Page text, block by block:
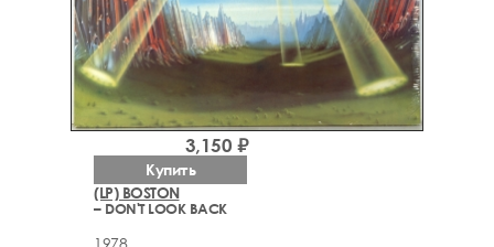
(LP) BOSTON
– DON'T LOOK BACK
1978
3,150 ₽
Купить